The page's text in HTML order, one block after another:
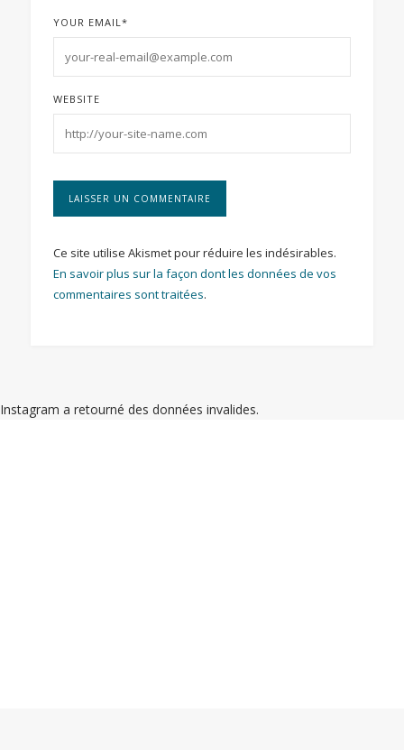
YOUR EMAIL *
WEBSITE
Ce site utilise Akismet pour réduire les indésirables.
En savoir plus sur la façon dont les données de vos
commentaires sont traitées.
Instagram a retourné des données invalides.